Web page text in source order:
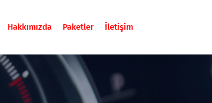
Hakkımızda Paketler İletişim